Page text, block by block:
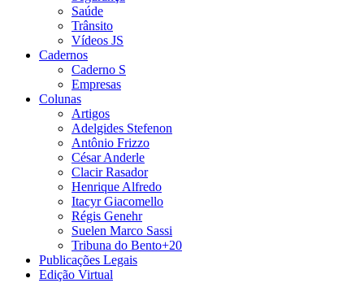
Saúde
Trânsito
Vídeos JS
Cadernos
Caderno S
Empresas
Colunas
Artigos
Adelgides Stefenon
Antônio Frizzo
César Anderle
Clacir Rasador
Henrique Alfredo
Itacyr Giacomello
Régis Genehr
Suelen Marco Sassi
Tribuna do Bento+20
Publicações Legais
Edição Virtual